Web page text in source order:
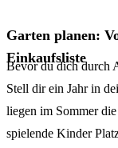
Garten planen:
Einkaufsliste
Bevor du dich durch
Stell dir ein Jahr in
liegen im Sommer
spielende Kinder